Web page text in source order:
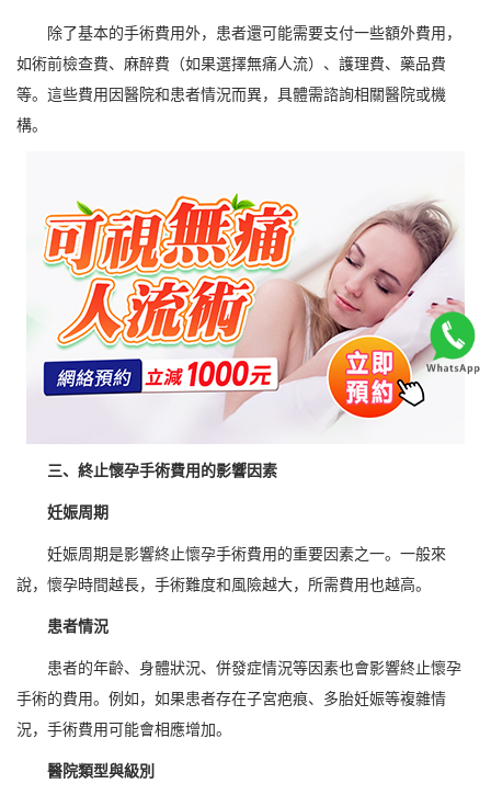
除了基本的手術費用外，患者還可能需要支付一些額外費用，
如術前檢查費、麻醉費（如果選擇無痛人流）、護理費、藥品費
等。這些費用因醫院和患者情況而異，具體需諮詢相關醫院或機
構。
三、終止懷孕手術費用的影響因素
妊娠周期
妊娠周期是影響終止懷孕手術費用的重要因素之一。一般來
說，懷孕時間越長，手術難度和風險越大，所需費用也越高。
患者情況
患者的年齡、身體狀況、併發症情況等因素也會影響終止懷孕
手術的費用。例如，如果患者存在子宮疤痕、多胎妊娠等複雜情
況，手術費用可能會相應增加。
醫院類型與級別